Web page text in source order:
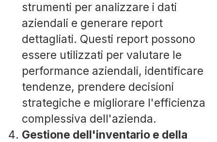
strumenti per analizzare i dati
aziendali e generare report
dettagliati. Questi report possono
essere utilizzati per valutare le
performance aziendali, identificare
tendenze, prendere decisioni
strategiche e migliorare l'efficienza
complessiva dell'azienda.
Gestione dell'inventario e della